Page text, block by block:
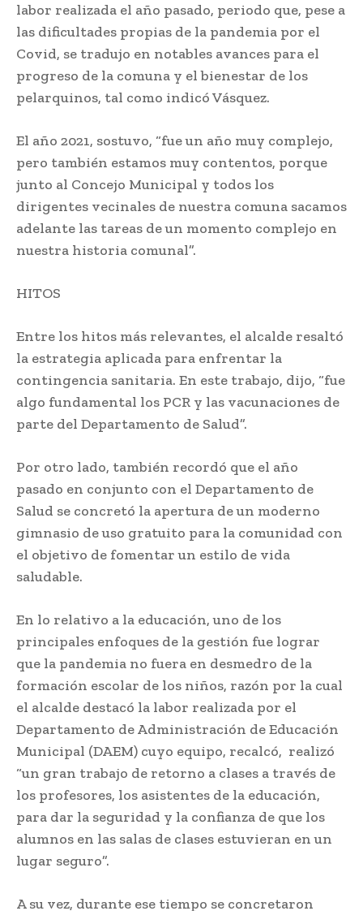
labor realizada el año pasado, periodo que, pese a
las dificultades propias de la pandemia por el
Covid, se tradujo en notables avances para el
progreso de la comuna y el bienestar de los
pelarquinos, tal como indicó Vásquez.
El año 2021, sostuvo, “fue un año muy complejo,
pero también estamos muy contentos, porque
junto al Concejo Municipal y todos los
dirigentes vecinales de nuestra comuna sacamos
adelante las tareas de un momento complejo en
nuestra historia comunal”.
HITOS
Entre los hitos más relevantes, el alcalde resaltó
la estrategia aplicada para enfrentar la
contingencia sanitaria. En este trabajo, dijo, “fue
algo fundamental los PCR y las vacunaciones de
parte del Departamento de Salud”.
Por otro lado, también recordó que el año
pasado en conjunto con el Departamento de
Salud se concretó la apertura de un moderno
gimnasio de uso gratuito para la comunidad con
el objetivo de fomentar un estilo de vida
saludable.
En lo relativo a la educación, uno de los
principales enfoques de la gestión fue lograr
que la pandemia no fuera en desmedro de la
formación escolar de los niños, razón por la cual
el alcalde destacó la labor realizada por el
Departamento de Administración de Educación
Municipal (DAEM) cuyo equipo, recalcó, realizó
“un gran trabajo de retorno a clases a través de
los profesores, los asistentes de la educación,
para dar la seguridad y la confianza de que los
alumnos en las salas de clases estuvieran en un
lugar seguro”.
A su vez, durante ese tiempo se concretaron